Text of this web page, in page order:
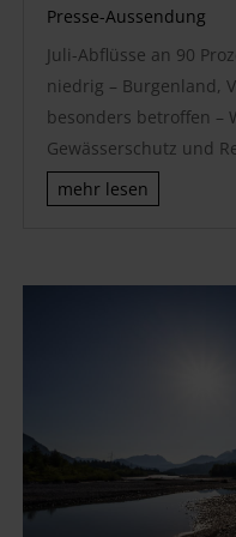
Presse-Aussendung
Juli-Abflüsse an 90
niedrig – Burgenland,
besonders betroffen –
Gewässerschutz und
mehr lesen